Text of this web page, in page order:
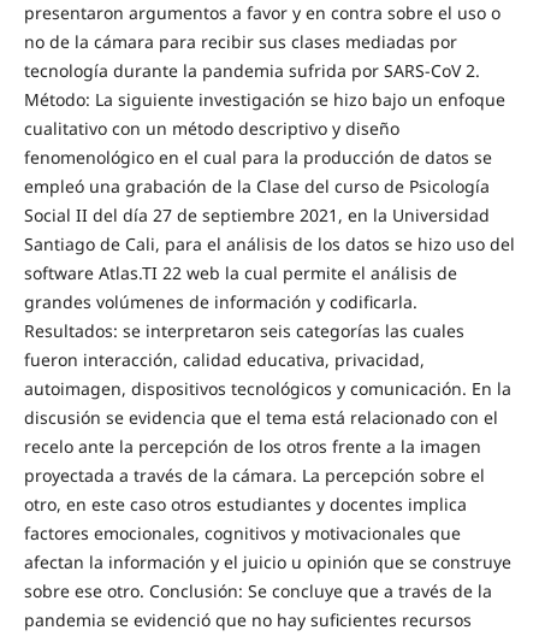
presentaron argumentos a favor y en contra sobre el uso o
no de la cámara para recibir sus clases mediadas por
tecnología durante la pandemia sufrida por SARS-CoV 2.
Método: La siguiente investigación se hizo bajo un enfoque
cualitativo con un método descriptivo y diseño
fenomenológico en el cual para la producción de datos se
empleó una grabación de la Clase del curso de Psicología
Social II del día 27 de septiembre 2021, en la Universidad
Santiago de Cali, para el análisis de los datos se hizo uso del
software Atlas.TI 22 web la cual permite el análisis de
grandes volúmenes de información y codificarla.
Resultados: se interpretaron seis categorías las cuales
fueron interacción, calidad educativa, privacidad,
autoimagen, dispositivos tecnológicos y comunicación. En la
discusión se evidencia que el tema está relacionado con el
recelo ante la percepción de los otros frente a la imagen
proyectada a través de la cámara. La percepción sobre el
otro, en este caso otros estudiantes y docentes implica
factores emocionales, cognitivos y motivacionales que
afectan la información y el juicio u opinión que se construye
sobre ese otro. Conclusión: Se concluye que a través de la
pandemia se evidenció que no hay suficientes recursos